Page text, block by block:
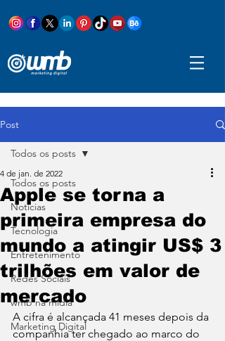
Post
Todos os posts
Notícias
Tecnologia
Entretenimento
Redes Sociais
wmb na mídia
Marketing Digital
Todos os posts
Apple se torna a
primeira empresa do
mundo a atingir US$ 3
trilhões em valor de
mercado
4 de jan. de 2022
A cifra é alcançada 41 meses depois da
companhia ter chegado ao marco do